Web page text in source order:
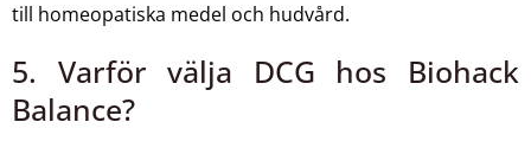
till homeopatiska medel och hudvård.
5. Varför välja DCG hos Biohack
Balance?